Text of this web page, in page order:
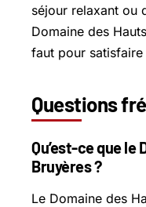
séjour relaxant ou
Domaine des
faut pour satisfaire
Questions
Qu’est-ce que le
Bruyères ?
Le Domaine des